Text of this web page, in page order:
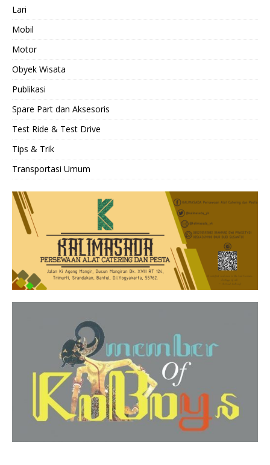
Lari
Mobil
Motor
Obyek Wisata
Publikasi
Spare Part dan Aksesoris
Test Ride & Test Drive
Tips & Trik
Transportasi Umum